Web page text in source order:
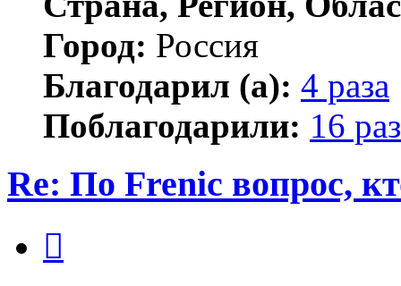
Город: Россия
Благодарил (а): 4 раза
Поблагодарили: 16 раз
Re: По Frenic вопрос,